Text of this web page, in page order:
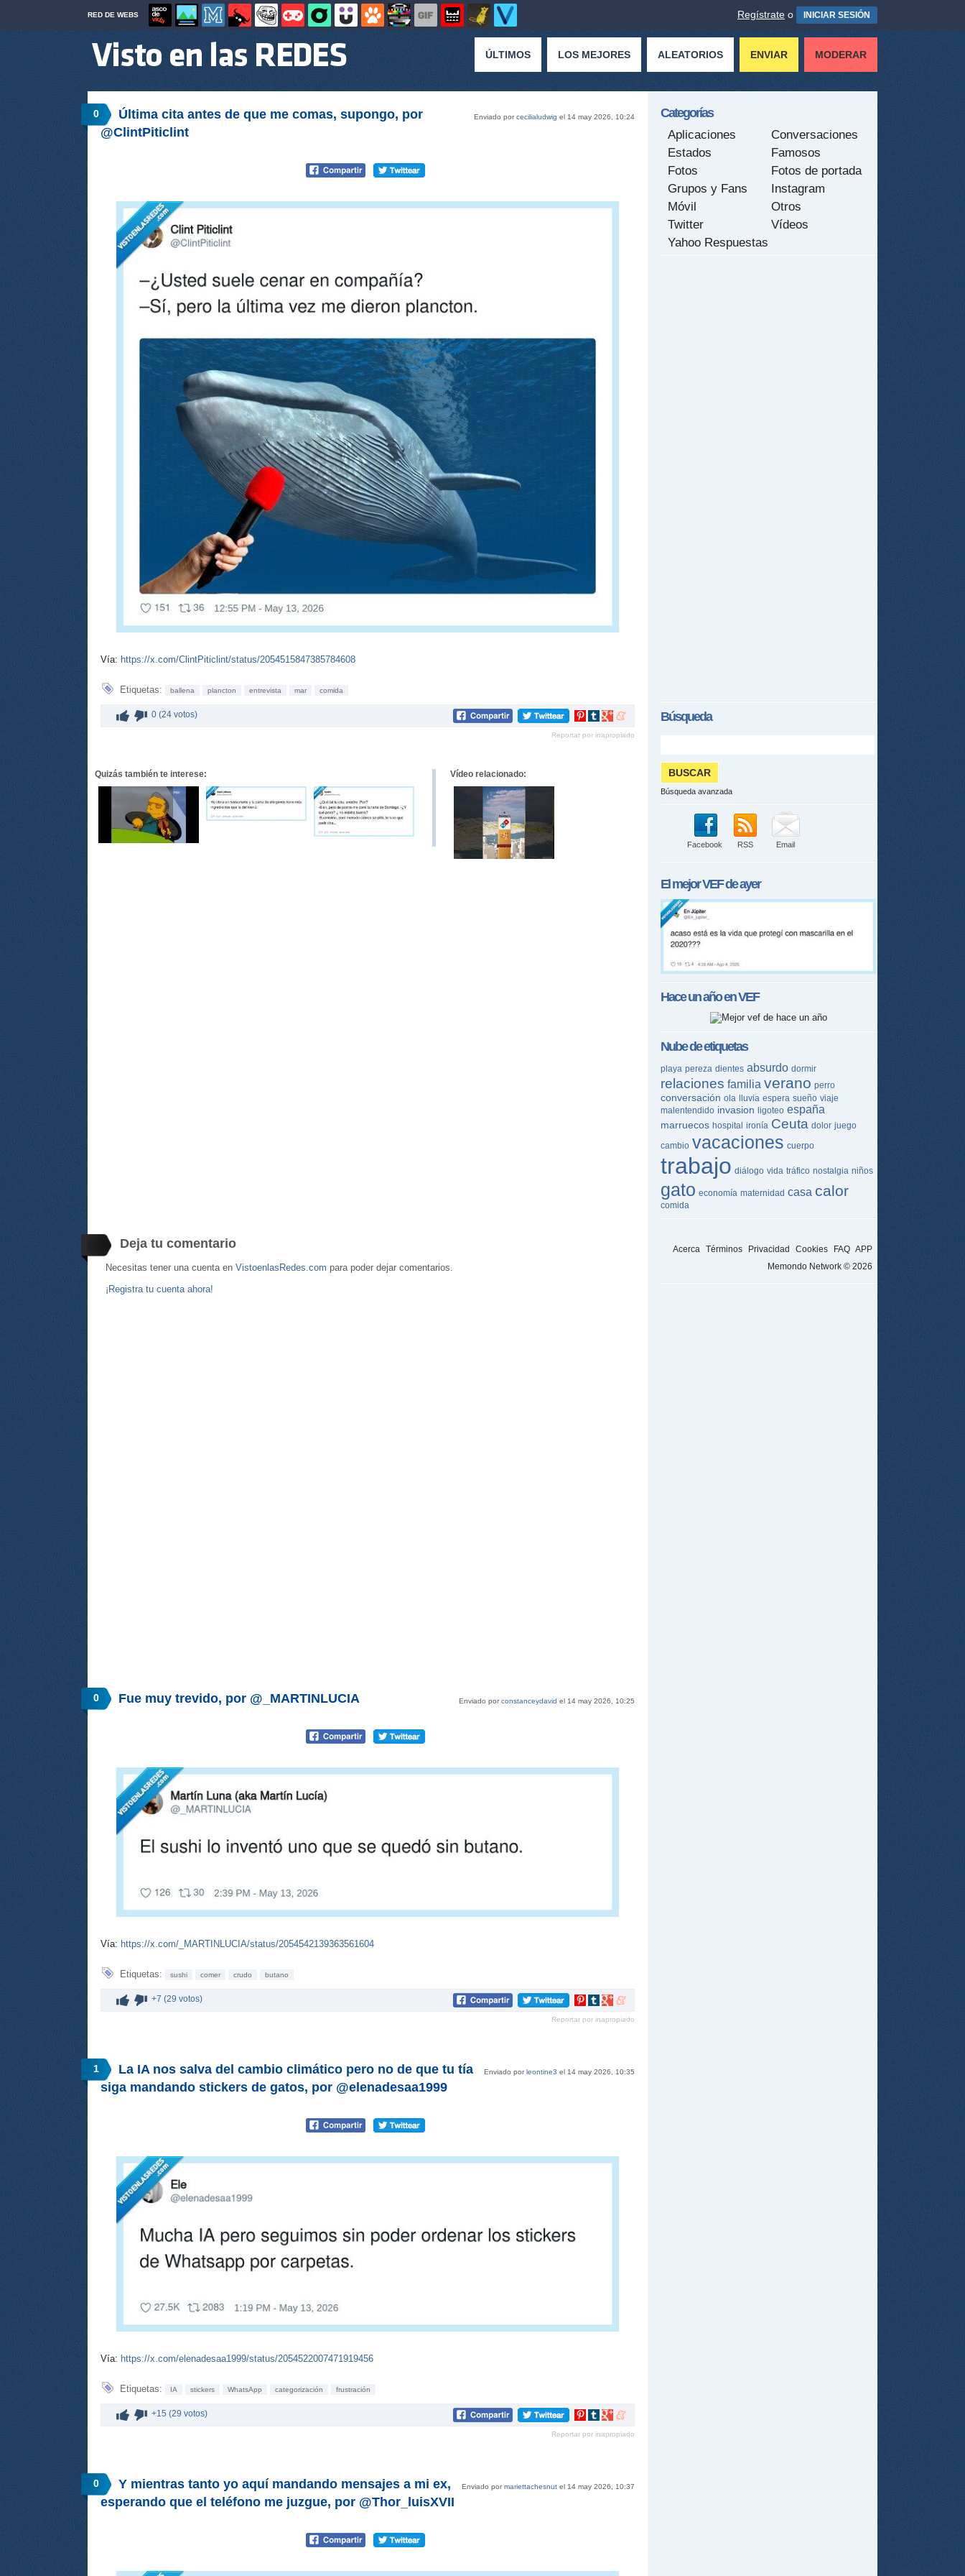
RED DE WEBS Regístrate o INICIAR SESIÓN
ÚLTIMOS LOS MEJORES ALEATORIOS ENVIAR MODERAR
0 Enviado porcecilialudwig el 14 may 2026, 10:24
Última cita antes de que me comas, supongo, por
@ClintPiticlint
Vía: https://x.com/ClintPiticlint/status/2054515847385784608
Etiquetas: ballena plancton entrevista mar comida
0 (24 votos)
Compartir
Pinterest
Compartir
tumblr
Compartir
Google+
Compartir
meneame
Reportar por inapropiado
Quizás también te interese: Vídeo relacionado:
Deja tu comentario
Necesitas tener una cuenta en VistoenlasRedes.com para poder dejar comentarios.
¡Registra tu cuenta ahora!
0 Enviado porconstanceydavid el 14 may 2026, 10:25
Fue muy trevido, por @_MARTINLUCIA
Vía: https://x.com/_MARTINLUCIA/status/2054542139363561604
Etiquetas: sushi comer crudo butano
+7 (29 votos)
Compartir
Pinterest
Compartir
tumblr
Compartir
Google+
Compartir
meneame
Reportar por inapropiado
1 Enviado porleontine3 el 14 may 2026, 10:35
La IA nos salva del cambio climático pero no de que tu tía
siga mandando stickers de gatos, por @elenadesaa1999
Vía: https://x.com/elenadesaa1999/status/2054522007471919456
Etiquetas: IA stickers WhatsApp categorización frustración
+15 (29 votos)
Compartir
Pinterest
Compartir
tumblr
Compartir
Google+
Compartir
meneame
Reportar por inapropiado
0 Enviado pormariettachesnut el 14 may 2026, 10:37
Y mientras tanto yo aquí mandando mensajes a mi ex,
esperando que el teléfono me juzgue, por @Thor_luisXVII
Categorías
Aplicaciones
Conversaciones
Estados
Famosos
Fotos
Fotos de portada
Grupos y Fans
Instagram
Móvil
Otros
Twitter
Vídeos
Yahoo Respuestas
Búsqueda
Búsqueda avanzada
Facebook RSS Email
El mejorVEFde ayer
Hace un año enVEF
Nube de etiquetas
playa pereza dientes absurdo dormir
relaciones familia verano perro
conversación ola lluvia espera sueño viaje
malentendido invasion ligoteo españa
marruecos hospital ironía Ceuta dolor juego
cambio vacaciones cuerpo
trabajo diálogo vida tráfico nostalgia niños
gato economía maternidad casa calor
comida
Acerca Términos Privacidad Cookies FAQ APP
Memondo Network © 2026